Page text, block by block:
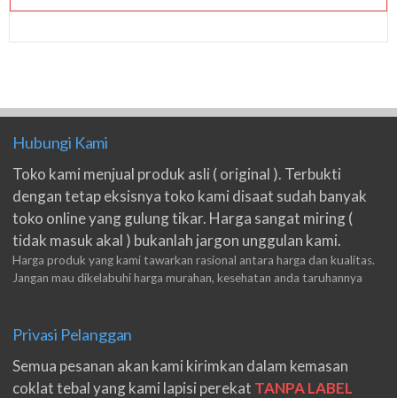
Hubungi Kami
Toko kami menjual produk asli ( original ). Terbukti
dengan tetap eksisnya toko kami disaat sudah banyak
toko online yang gulung tikar. Harga sangat miring (
tidak masuk akal ) bukanlah jargon unggulan kami.
Harga produk yang kami tawarkan rasional antara harga dan kualitas.
Jangan mau dikelabuhi harga murahan, kesehatan anda taruhannya
Privasi Pelanggan
Semua pesanan akan kami kirimkan dalam kemasan
coklat tebal yang kami lapisi perekat TANPA LABEL